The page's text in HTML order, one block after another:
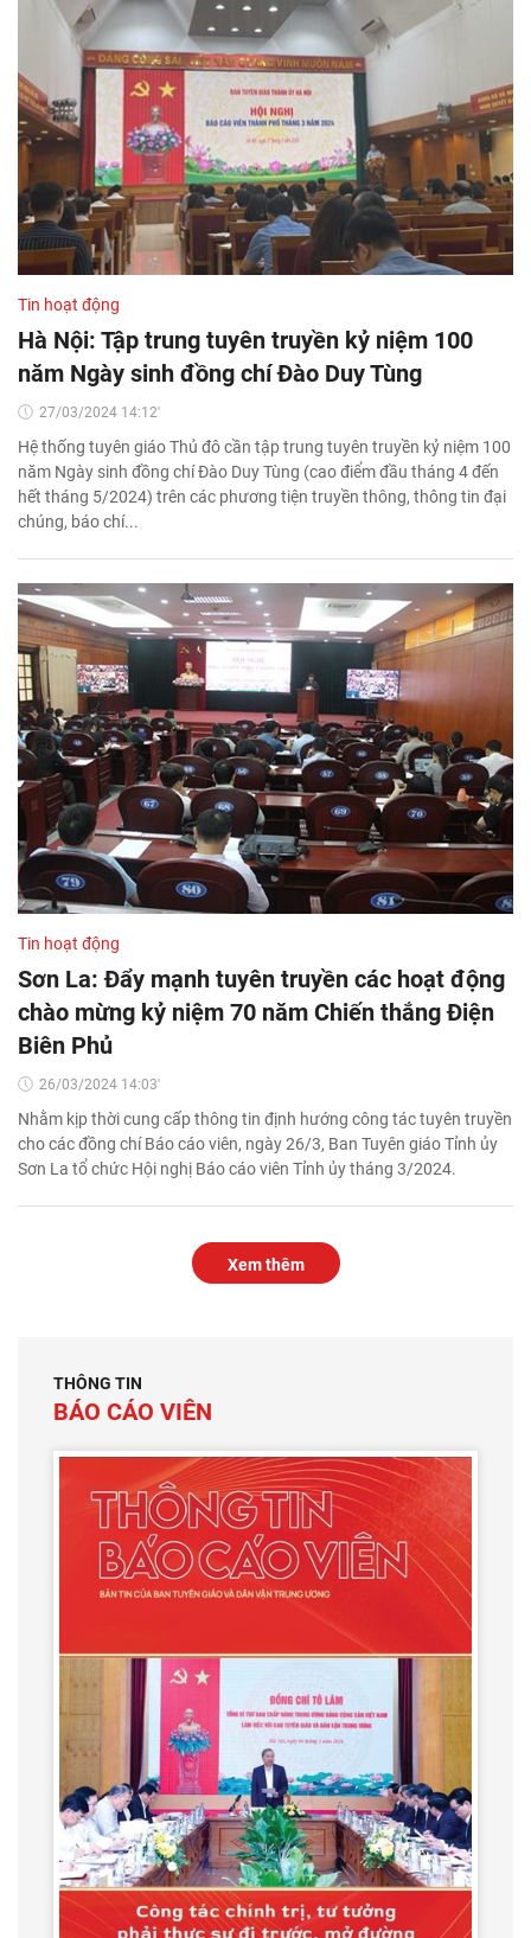
Tin hoạt động
Hà Nội: Tập trung tuyên truyền kỷ niệm 100
năm Ngày sinh đồng chí Đào Duy Tùng
27/03/2024 14:12'
Hệ thống tuyên giáo Thủ đô cần tập trung tuyên truyền kỷ niệm 100
năm Ngày sinh đồng chí Đào Duy Tùng (cao điểm đầu tháng 4 đến
hết tháng 5/2024) trên các phương tiện truyền thông, thông tin đại
chúng, báo chí...
Tin hoạt động
Sơn La: Đẩy mạnh tuyên truyền các hoạt động
chào mừng kỷ niệm 70 năm Chiến thắng Điện
Biên Phủ
26/03/2024 14:03'
Nhằm kịp thời cung cấp thông tin định hướng công tác tuyên truyền
cho các đồng chí Báo cáo viên, ngày 26/3, Ban Tuyên giáo Tỉnh ủy
Sơn La tổ chức Hội nghị Báo cáo viên Tỉnh ủy tháng 3/2024.
Xem thêm
THÔNG TIN
BÁO CÁO VIÊN